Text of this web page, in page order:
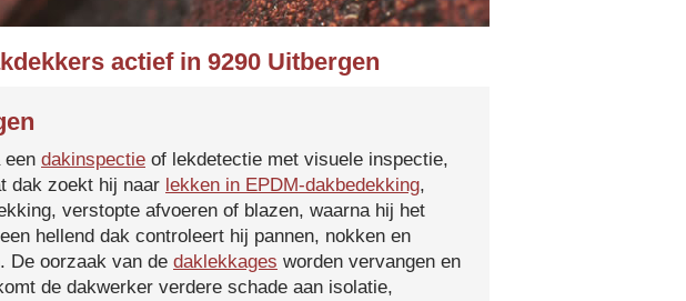
actief in 9290 Uitbergen
een dakinspectie of lekdetectie met visuele inspectie,
dak zoekt hij naar lekken in EPDM-dakbedekking,
verstopte afvoeren of blazen, waarna hij het
hellend dak controleert hij pannen, nokken en
De oorzaak van de daklekkages worden vervangen en
de dakwerker verdere schade aan isolatie,